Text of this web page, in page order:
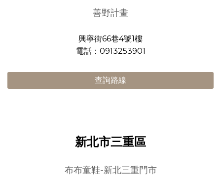
善野計畫
興寧街66巷4號1樓
電話：0913253901
查詢路線
新北市三重區
布布童鞋-新北三重門市